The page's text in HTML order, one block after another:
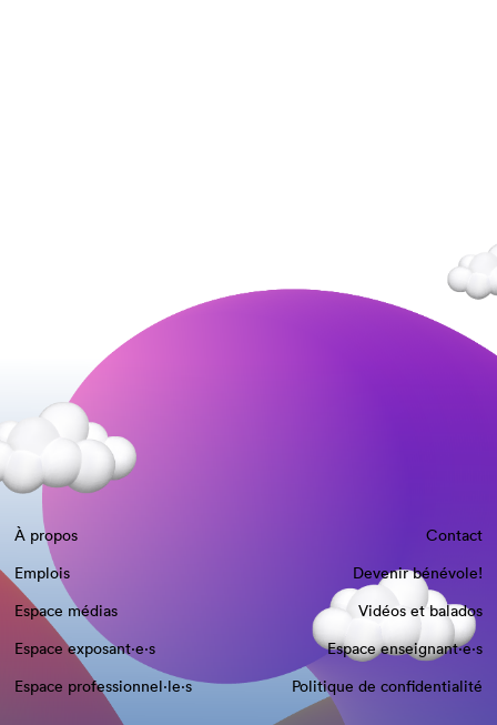
À propos
Contact
Emplois
Devenir bénévole!
Espace médias
Vidéos et balados
Espace exposant·e⋅s
Espace enseignant·e⋅s
Espace professionnel·le⋅s
Politique de confidentialité